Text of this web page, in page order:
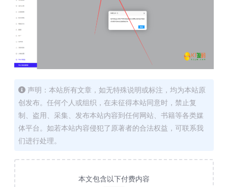
声明：本站所有文章，如无特殊说明或标注，均为本站原
创发布。任何个人或组织，在未征得本站同意时，禁止复
制、盗用、采集、发布本站内容到任何网站、书籍等各类媒
体平台。如若本站内容侵犯了原著者的合法权益，可联系我
们进行处理。
本文包含以下付费内容